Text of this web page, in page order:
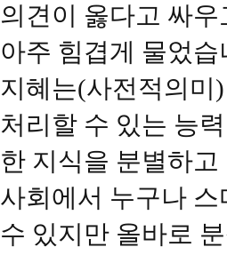
의견이 옳다고 싸
아주 힘겹게 물었
지혜는(사전적의미
처리할 수 있는 능
한 지식을 분별하
사회에서 누구나
수 있지만 올바로